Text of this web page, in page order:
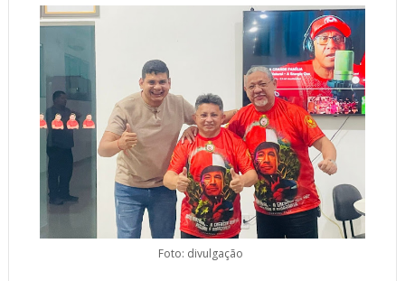
Foto: divulgação